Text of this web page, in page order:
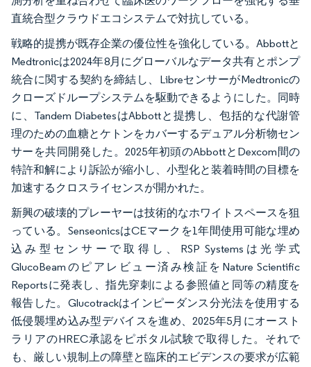
直統合型クラウドエコシステムで対抗している。
戦略的提携が既存企業の優位性を強化している。Abbottと
Medtronicは2024年8月にグローバルなデータ共有とポンプ
統合に関する契約を締結し、LibreセンサーがMedtronicの
クローズドループシステムを駆動できるようにした。同時
に、Tandem DiabetesはAbbottと提携し、包括的な代謝管
理のための血糖とケトンをカバーするデュアル分析物セン
サーを共同開発した。2025年初頭のAbbottとDexcom間の
特許和解により訴訟が縮小し、小型化と装着時間の目標を
加速するクロスライセンスが開かれた。
新興の破壊的プレーヤーは技術的なホワイトスペースを狙
っている。SenseonicsはCEマークを1年間使用可能な埋め
込み型センサーで取得し、RSP Systemsは光学式
GlucoBeamのピアレビュー済み検証をNature Scientific
Reportsに発表し、指先穿刺による参照値と同等の精度を
報告した。Glucotrackはインピーダンス分光法を使用する
低侵襲埋め込み型デバイスを進め、2025年5月にオースト
ラリアのHREC承認をピボタル試験で取得した。それで
も、厳しい規制上の障壁と臨床的エビデンスの要求が広範